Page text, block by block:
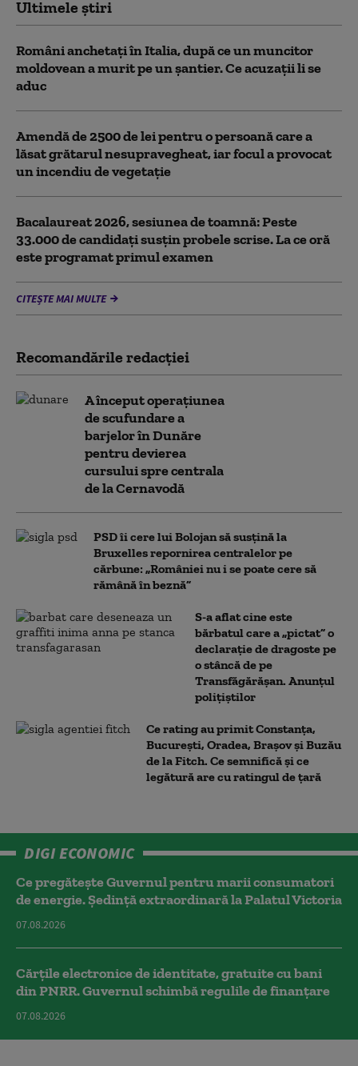
Ultimele știri
Români anchetați în Italia, după ce un muncitor
moldovean a murit pe un șantier. Ce acuzații li se
aduc
Amendă de 2500 de lei pentru o persoană care a
lăsat grătarul nesupravegheat, iar focul a provocat
un incendiu de vegetaţie
Bacalaureat 2026, sesiunea de toamnă: Peste
33.000 de candidați susțin probele scrise. La ce oră
este programat primul examen
CITEȘTE MAI MULTE
Recomandările redacţiei
A început operațiunea
de scufundare a
barjelor în Dunăre
pentru devierea
cursului spre centrala
de la Cernavodă
PSD îi cere lui Bolojan să susțină la
Bruxelles repornirea centralelor pe
cărbune: „României nu i se poate cere să
rămână în beznă”
S-a aflat cine este
bărbatul care a „pictat” o
declarație de dragoste pe
o stâncă de pe
Transfăgărășan. Anunțul
polițiștilor
Ce rating au primit Constanța,
București, Oradea, Brașov și Buzău
de la Fitch. Ce semnifică și ce
legătură are cu ratingul de țară
DIGI ECONOMIC
Ce pregătește Guvernul pentru marii consumatori
de energie. Ședință extraordinară la Palatul Victoria
07.08.2026
Cărțile electronice de identitate, gratuite cu bani
din PNRR. Guvernul schimbă regulile de finanțare
07.08.2026